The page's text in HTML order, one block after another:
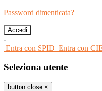
Password dimenticata?
-
Entra con SPID Entra con CIE
Seleziona utente
button close ×